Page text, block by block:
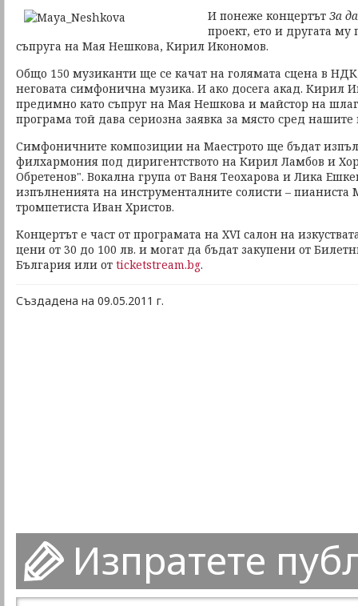
И понеже концертът За
проект, ето и другата му
съпруга на Мая Нешкова, Кирил Икономов.
Общо 150 музиканти ще се качат на голямата сцена в
неговата симфонична музика. И ако досега акад. Кирил
предимно като съпруг на Мая Нешкова и майстор на
програма той дава сериозна заявка за място сред
Симфоничните композиции на Маестрото ще бъдат
филхармония под диригентството на Кирил Ламбов и
Обретенов". Вокална група от Ваня Теохарова и Лика
изпълненията на инструменталните солисти –
тромпетиста Иван Христов.
Концертът е част от програмата на XVI салон на
цени от 30 до 100 лв. и могат да бъдат закупени от
България или от ticketstream.bg.
Създадена на 09.05.2011 г.
Изпратете